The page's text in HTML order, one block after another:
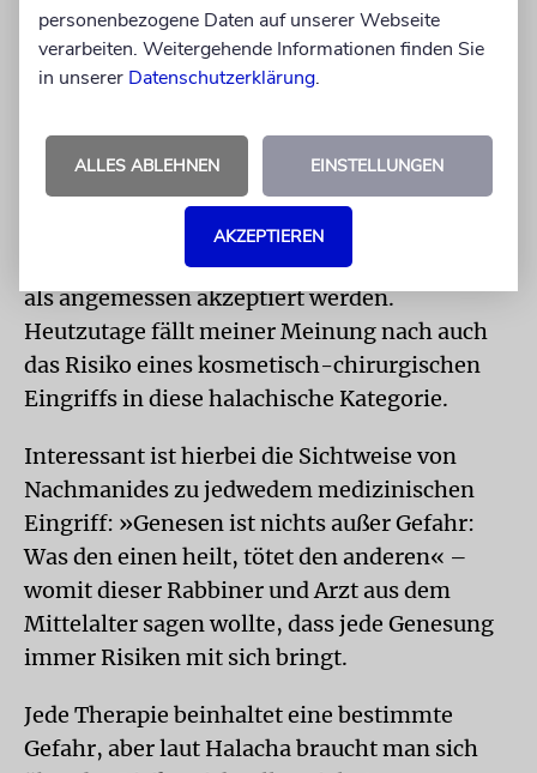
Leben in Gefahr zu bringen, um psychischen
Schmerz zu lindern?
Laut Rabbiner Brejsch ist jedoch sogar eine
Amputation erlaubt, um Schmerz zu
verringern. Die Folgerung der meisten
Gelehrten lautet, dass man Risiken eingehen
darf, die in der Gesellschaft im Allgemeinen
als angemessen akzeptiert werden.
Heutzutage fällt meiner Meinung nach auch
das Risiko eines kosmetisch-chirurgischen
Eingriffs in diese halachische Kategorie.
Interessant ist hierbei die Sichtweise von
Nachmanides zu jedwedem medizinischen
Eingriff: »Genesen ist nichts außer Gefahr:
Was den einen heilt, tötet den anderen« –
womit dieser Rabbiner und Arzt aus dem
Mittelalter sagen wollte, dass jede Genesung
immer Risiken mit sich bringt.
Jede Therapie beinhaltet eine bestimmte
Gefahr, aber laut Halacha braucht man sich
personenbezogene Daten auf unserer Webseite
verarbeiten. Weitergehende Informationen finden Sie
in unserer Datenschutzerklärung.
ALLES ABLEHNEN EINSTELLUNGEN
AKZEPTIEREN